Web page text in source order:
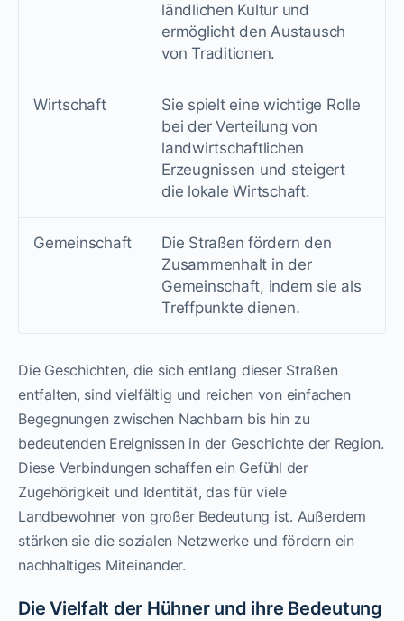
ländlichen Kultur und
ermöglicht den Austausch
von Traditionen.
Wirtschaft
Sie spielt eine wichtige Rolle
bei der Verteilung von
landwirtschaftlichen
Erzeugnissen und steigert
die lokale Wirtschaft.
Gemeinschaft
Die Straßen fördern den
Zusammenhalt in der
Gemeinschaft, indem sie als
Treffpunkte dienen.
Die Geschichten, die sich entlang dieser Straßen
entfalten, sind vielfältig und reichen von einfachen
Begegnungen zwischen Nachbarn bis hin zu
bedeutenden Ereignissen in der Geschichte der Region.
Diese Verbindungen schaffen ein Gefühl der
Zugehörigkeit und Identität, das für viele
Landbewohner von großer Bedeutung ist. Außerdem
stärken sie die sozialen Netzwerke und fördern ein
nachhaltiges Miteinander.
Die Vielfalt der Hühner und ihre Bedeutung